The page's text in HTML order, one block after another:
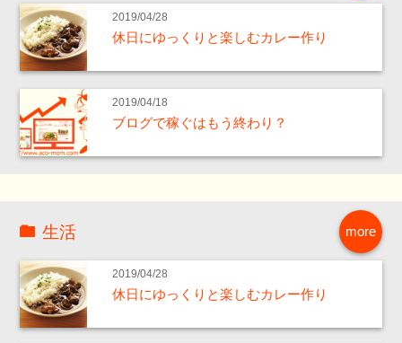
2019/04/28
休日にゆっくりと楽しむカレー作り
2019/04/18
ブログで稼ぐはもう終わり？
more
生活
2019/04/28
休日にゆっくりと楽しむカレー作り